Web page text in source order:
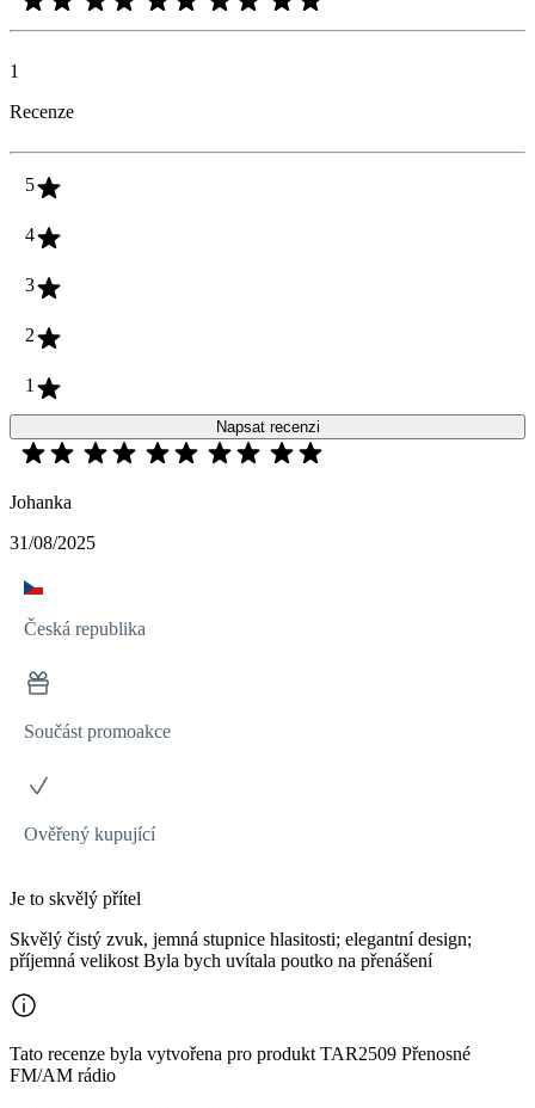
1
Recenze
5
4
3
2
1
Napsat recenzi
Johanka
31/08/2025
Česká republika
Součást promoakce
Ověřený kupující
Je to skvělý přítel
Skvělý čistý zvuk, jemná stupnice hlasitosti; elegantní design;
příjemná velikost Byla bych uvítala poutko na přenášení
Tato recenze byla vytvořena pro produkt TAR2509 Přenosné
FM/AM rádio